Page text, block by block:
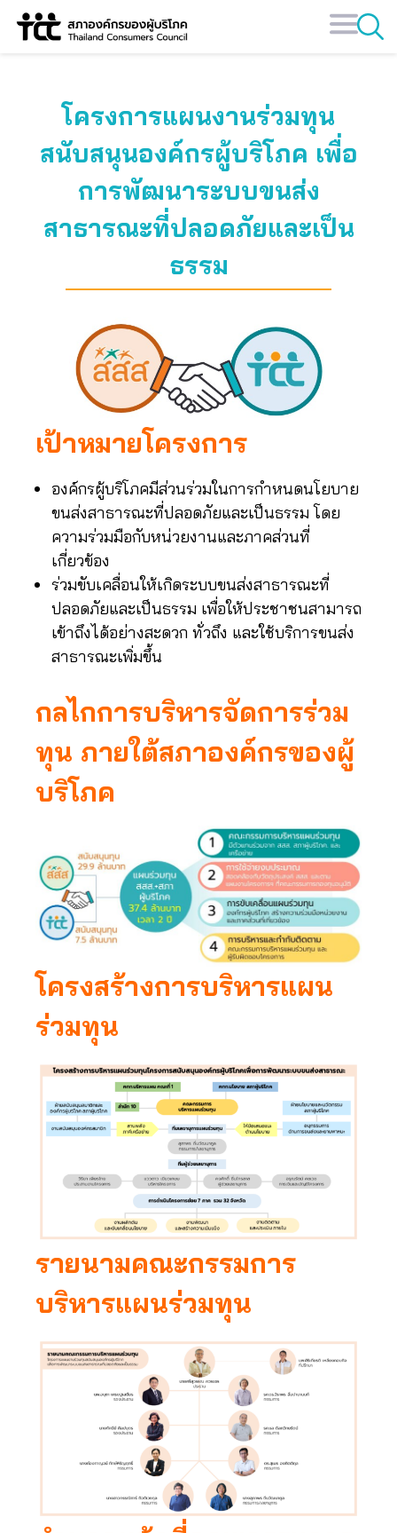
Skip
โครงการแผนงานร่วมทุน
สนับสนุนองค์กรผู้บริโภค เพื่อ
การพัฒนาระบบขนส่ง
สาธารณะที่ปลอดภัยและเป็น
ธรรม
เป้าหมายโครงการ
องค์กรผู้บริโภคมีส่วนร่วมในการกำหนดนโยบาย
ขนส่งสาธารณะที่ปลอดภัยและเป็นธรรม โดย
ความร่วมมือกับหน่วยงานและภาคส่วนที่
เกี่ยวข้อง
ร่วมขับเคลื่อนให้เกิดระบบขนส่งสาธารณะที่
ปลอดภัยและเป็นธรรม เพื่อให้ประชาชนสามารถ
เข้าถึงได้อย่างสะดวก ทั่วถึง และใช้บริการขนส่ง
สาธารณะเพิ่มขึ้น
กลไกการบริหารจัดการร่วม
ทุน ภายใต้สภาองค์กรของผู้
บริโภค
โครงสร้างการบริหารแผน
ร่วมทุน
รายนามคณะกรรมการ
บริหารแผนร่วมทุน